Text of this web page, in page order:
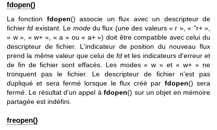
fdopen()
La fonction fdopen() associe un flux avec un descripteur de
fichierfd existant. Le modedu flux (une des valeurs « r », « "r+ »,
« w », « w+ », « a » ou « a+ ») doit être compatible avec celui du
descripteur de fichier. L'indicateur de position du nouveau flux
prend la même valeur que celui de fdet les indicateurs d'erreur et
de fin de fichier sont effacés. Les modes « w » et « w+ » ne
tronquent pas le fichier. Le descripteur de fichier n'est pas
dupliqué et sera fermé lorsque le flux créé par fdopen() sera
fermé. Le résultat d'un appel àfdopen() sur un objet en mémoire
partagée est indéfini.
freopen()